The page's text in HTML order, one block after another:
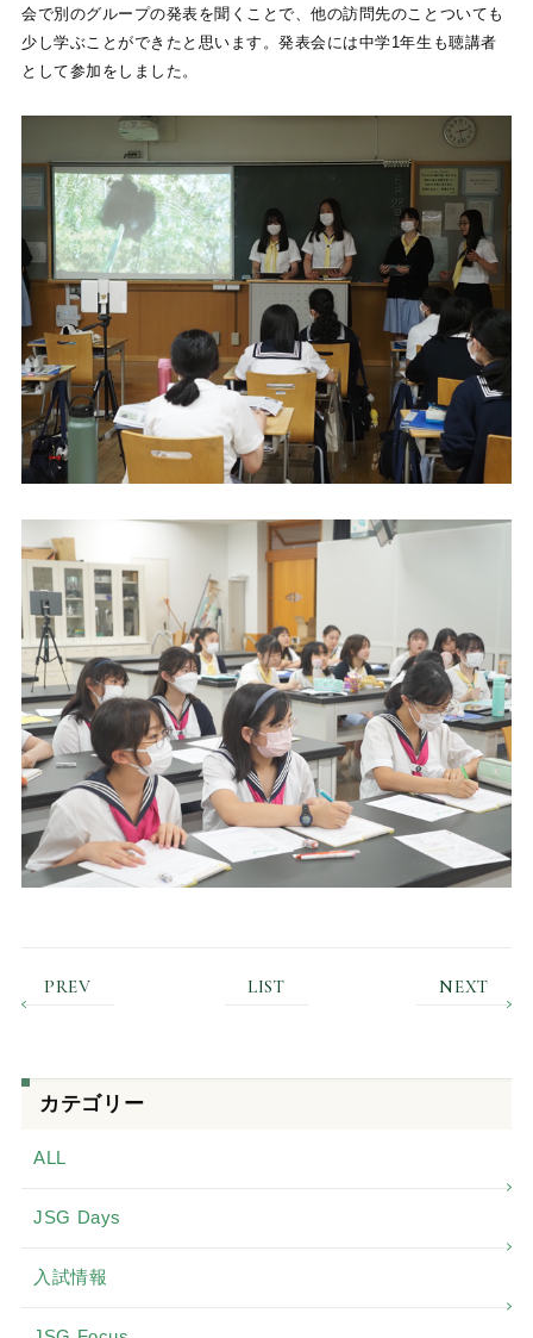
会で別のグループの発表を聞くことで、他の訪問先のことついても
少し学ぶことができたと思います。発表会には中学1年生も聴講者
として参加をしました。
PREV LIST NEXT
カテゴリー
ALL
JSG Days
入試情報